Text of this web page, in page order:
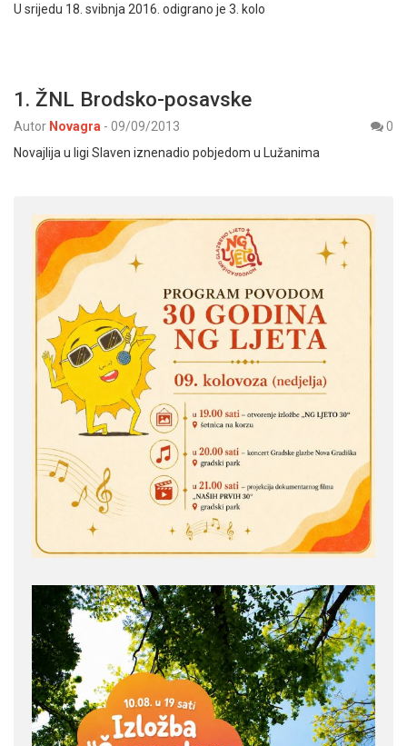
U srijedu 18. svibnja 2016. odigrano je 3. kolo
1. ŽNL Brodsko-posavske
Autor Novagra - 09/09/2013
0
Novajlija u ligi Slaven iznenadio pobjedom u Lužanima